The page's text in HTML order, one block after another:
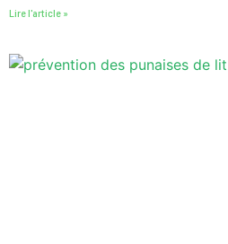
Lire l'article »